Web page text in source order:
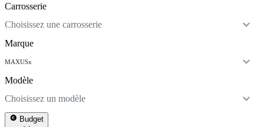
Carrosserie
Choisissez une carrosserie
Marque
MAXUSx
Modèle
Choisissez un modèle
Budget